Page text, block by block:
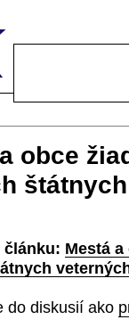
obce
článku: Mestá
do diskusií ako